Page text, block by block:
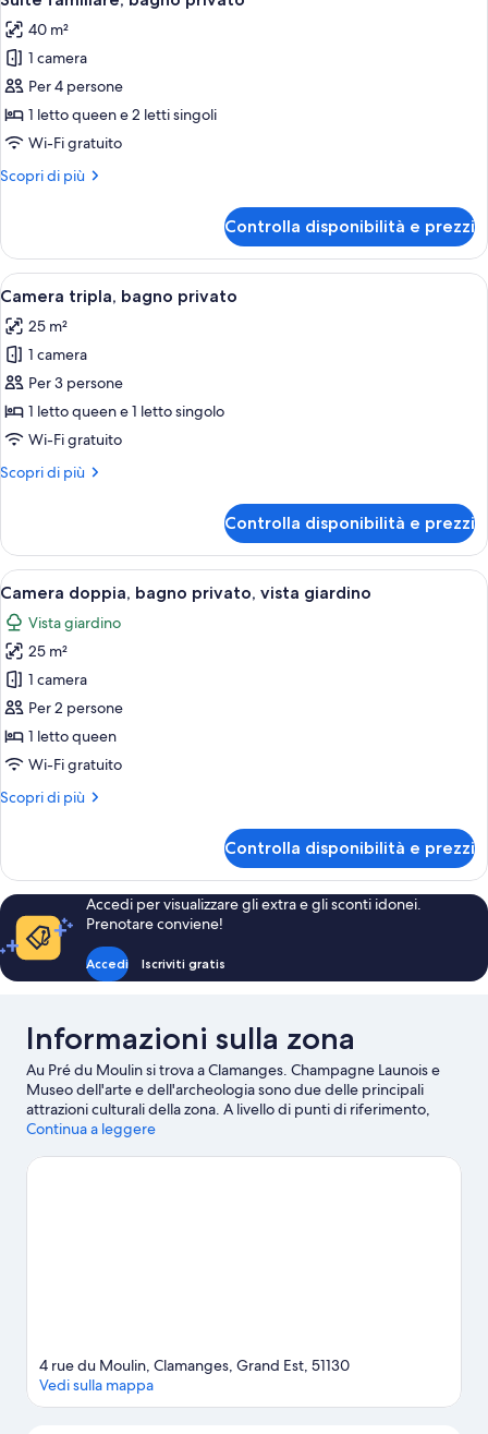
tutte
le
foto
per
Suite
familiare,
privato
40 m²
1 camera
Per 4 persone
1 letto queen e 2 letti singoli
Wi-Fi gratuito
Scopri di più
Altri
familiare,
bagno
privato
Controlla disponibilità e prezzi
Apri
tutte
le
foto
per
Camera
tripla,
privato
Camera da letto con due letti, una
4
Camera tripla, bagno privato
25 m²
1 camera
Per 3 persone
1 letto queen e 1 letto singolo
Wi-Fi gratuito
Scopri di più
Altri
tripla,
bagno
privato
Controlla disponibilità e prezzi
Apri
tutte
le
foto
per
Camera
doppia,
bagno
privato,
vista
Una camera da letto con un letto,
5
Camera doppia, bagno privato, vista giardino
Vista giardino
25 m²
1 camera
Per 2 persone
1 letto queen
Wi-Fi gratuito
Scopri di più
Altri
doppia,
bagno
privato,
vista
giardino
Controlla disponibilità e prezzi
Accedi per visualizzare gli extra e gli sconti idonei.
Prenotare conviene!
Accedi Iscriviti gratis
Informazioni sulla zona
Au Pré du Moulin si trova a Clamanges. Champagne Launois e
Museo dell'arte e dell'archeologia sono due delle principali
attrazioni culturali della zona. A livello di punti di riferimento,
invece, spiccano Cattedrale di Châlons e Notre Dame en Vaux.
visita. Se per te vacanza è sinonimo di vita all'aria aperta, sarai
Continua a leggere
4 rue du Moulin, Clamanges, Grand Est, 51130
Vedi sulla mappa